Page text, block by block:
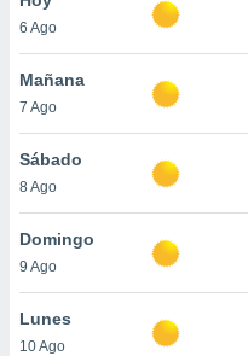
en
más
nuestra
de
6 Ago
Mañana
7 Ago
Sábado
8 Ago
Domingo
9 Ago
Lunes
10 Ago